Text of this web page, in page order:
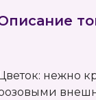
Цветок: нежно